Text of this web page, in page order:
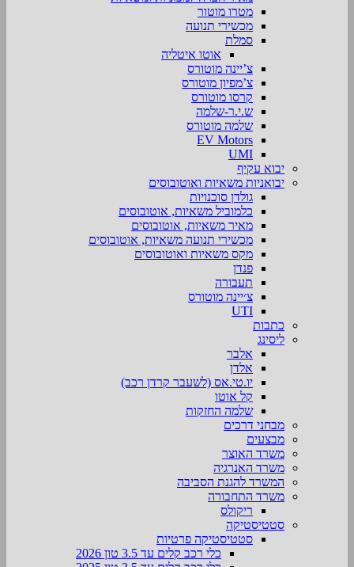
מטרו מוטור
מכשירי תנועה
סמלת
אוטו איטליה
צ’יינה מוטורס
צ’מפיון מוטורס
קרסו מוטורס
ש.י.ר-שלמה
שלמה מוטורס
EV Motors
UMI
יבוא עקיף
יבואניות משאיות ואוטובוסים
גולדן סוכנויות
כלמוביל משאיות, אוטובוסים
מאיר משאיות, אוטובוסים
מכשירי תנועה משאיות, אוטובוסים
מקס משאיות ואוטובוסים
פנדן
תעבורה
צ׳יינה מוטורס
UTI
כתבות
ליסינג
אלבר
אלדן
יו.טי.אס (לשעבר קרדן רכב)
קל אוטו
שלמה החזקות
מבחני דרכים
מבצעים
משרד האוצר
משרד האנרגיה
המשרד להגנת הסביבה
משרד התחבורה
ריקולס
סטטיסטיקה
סטטיסטיקה פרטיות
כלי רכב קלים עד 3.5 טון 2026